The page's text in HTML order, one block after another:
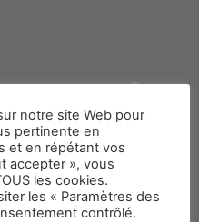
?
à une
!
notre site Web pour
pertinente en
et en répétant vos
accepter », vous
les cookies.
les « Paramètres des
contrôlé.